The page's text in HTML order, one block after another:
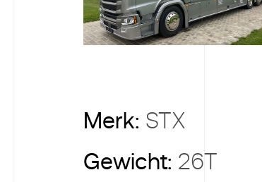
Merk: STX
Gewicht: 26T